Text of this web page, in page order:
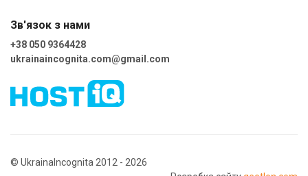
Зв'язок з нами
+38 050 9364428
ukrainaincognita.com@gmail.com
© UkrainaIncognita 2012 - 2026